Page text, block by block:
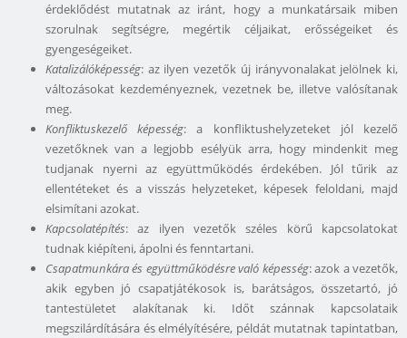
érdeklődést mutatnak az iránt, hogy a munkatársaik miben
szorulnak segítségre, megértik céljaikat, erősségeiket és
gyengeségeiket.
Katalizálóképesség: az ilyen vezetők új irányvonalakat jelölnek ki,
változásokat kezdeményeznek, vezetnek be, illetve valósítanak
meg.
Konfliktuskezelő képesség: a konfliktushelyzeteket jól kezelő
vezetőknek van a legjobb esélyük arra, hogy mindenkit meg
tudjanak nyerni az együttműködés érdekében. Jól tűrik az
ellentéteket és a visszás helyzeteket, képesek feloldani, majd
elsimítani azokat.
Kapcsolatépítés: az ilyen vezetők széles körű kapcsolatokat
tudnak kiépíteni, ápolni és fenntartani.
Csapatmunkára és együttműködésre való képesség: azok a vezetők,
akik egyben jó csapatjátékosok is, barátságos, összetartó, jó
tantestületet alakítanak ki. Időt szánnak kapcsolataik
megszilárdítására és elmélyítésére, példát mutatnak tapintatban,